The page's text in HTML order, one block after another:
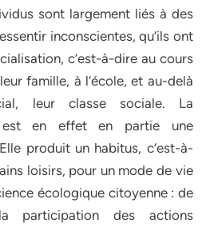
sont largement liés à des
inconscientes, qu’ils ont
c’est-à-dire au cours
famille, à l’école, et au-delà
leur classe sociale. La
est en effet en partie une
produit un habitus, c’est-à-
loisirs, pour un mode de vie
écologique citoyenne : de
participation des actions